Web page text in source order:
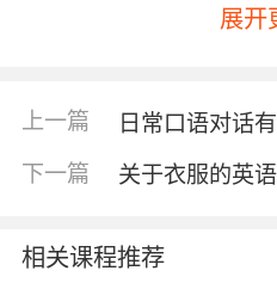
1、爆破音——指的是那
隙使得气流产生摩擦而
3、破擦音——这种指的
意最初形成阻碍部位是
展开
上一篇 日常口语对话有
下一篇 关于衣服的英
相关课程推荐